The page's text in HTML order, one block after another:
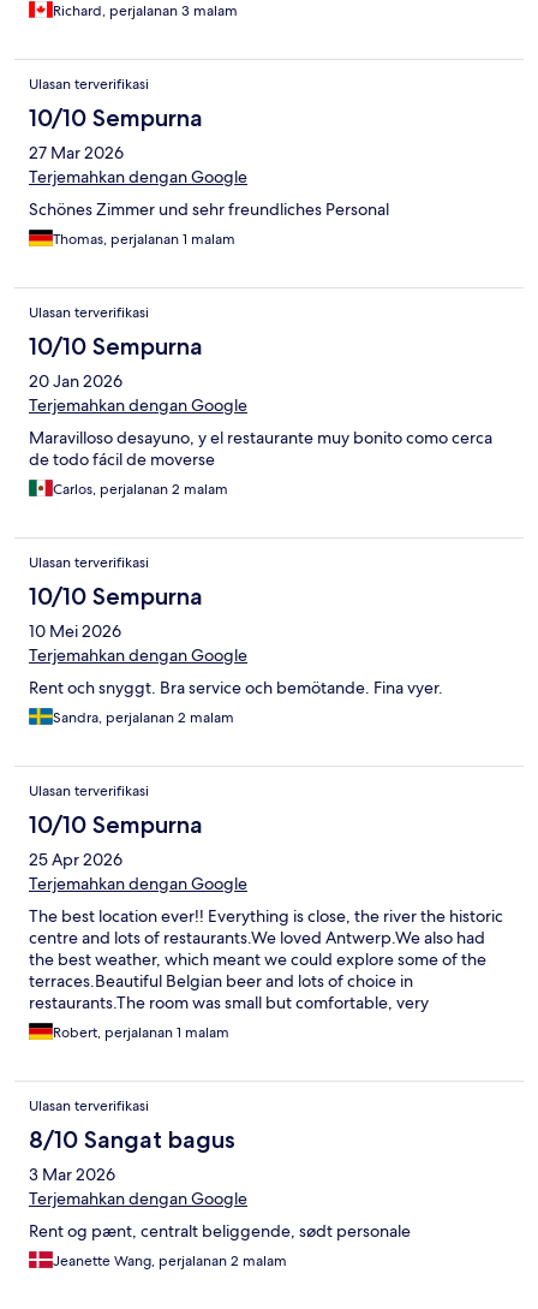
Richard, perjalanan 3 malam
Ulasan terverifikasi
10/10 Sempurna
27 Mar 2026
Terjemahkan dengan Google
Schönes Zimmer und sehr freundliches Personal
Thomas, perjalanan 1 malam
Ulasan terverifikasi
10/10 Sempurna
20 Jan 2026
Terjemahkan dengan Google
Maravilloso desayuno, y el restaurante muy bonito como cerca
de todo fácil de moverse
Carlos, perjalanan 2 malam
Ulasan terverifikasi
10/10 Sempurna
10 Mei 2026
Terjemahkan dengan Google
Rent och snyggt. Bra service och bemötande. Fina vyer.
Sandra, perjalanan 2 malam
Ulasan terverifikasi
10/10 Sempurna
25 Apr 2026
Terjemahkan dengan Google
The best location ever!! Everything is close, the river the historic
centre and lots of restaurants.We loved Antwerp.We also had
the best weather, which meant we could explore some of the
terraces.Beautiful Belgian beer and lots of choice in
restaurants.The room was small but comfortable, very
clean.Could do with a kettle.
Robert, perjalanan 1 malam
Ulasan terverifikasi
8/10 Sangat bagus
3 Mar 2026
Terjemahkan dengan Google
Rent og pænt, centralt beliggende, sødt personale
Jeanette Wang, perjalanan 2 malam